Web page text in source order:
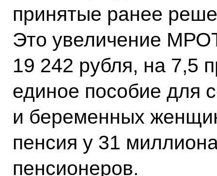
принятые ранее
Это увеличение
19 242 рубля, на 7,5
единое пособие для
и беременных
пенсия у 31
пенсионеров.